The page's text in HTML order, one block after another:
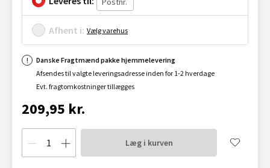
Afhent i: Vælg varehus
Danske Fragtmænd pakke hjemmelevering
Afsendes til valgte leveringsadresse inden for 1-2 hverdage
Evt. fragtomkostninger tillægges
209,95 kr.
Læg i kurven